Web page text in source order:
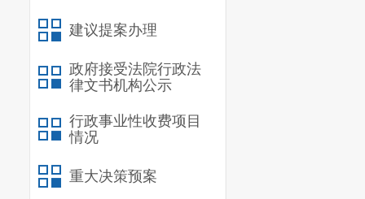
建议提案办理
政府接受法院行政法
律文书机构公示
行政事业性收费项目
情况
重大决策预案